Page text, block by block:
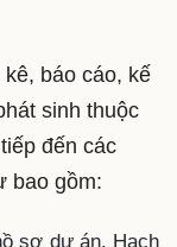
báo cáo, kế
sinh thuộc
đến các
bao gồm:
sơ dự án. Hạch